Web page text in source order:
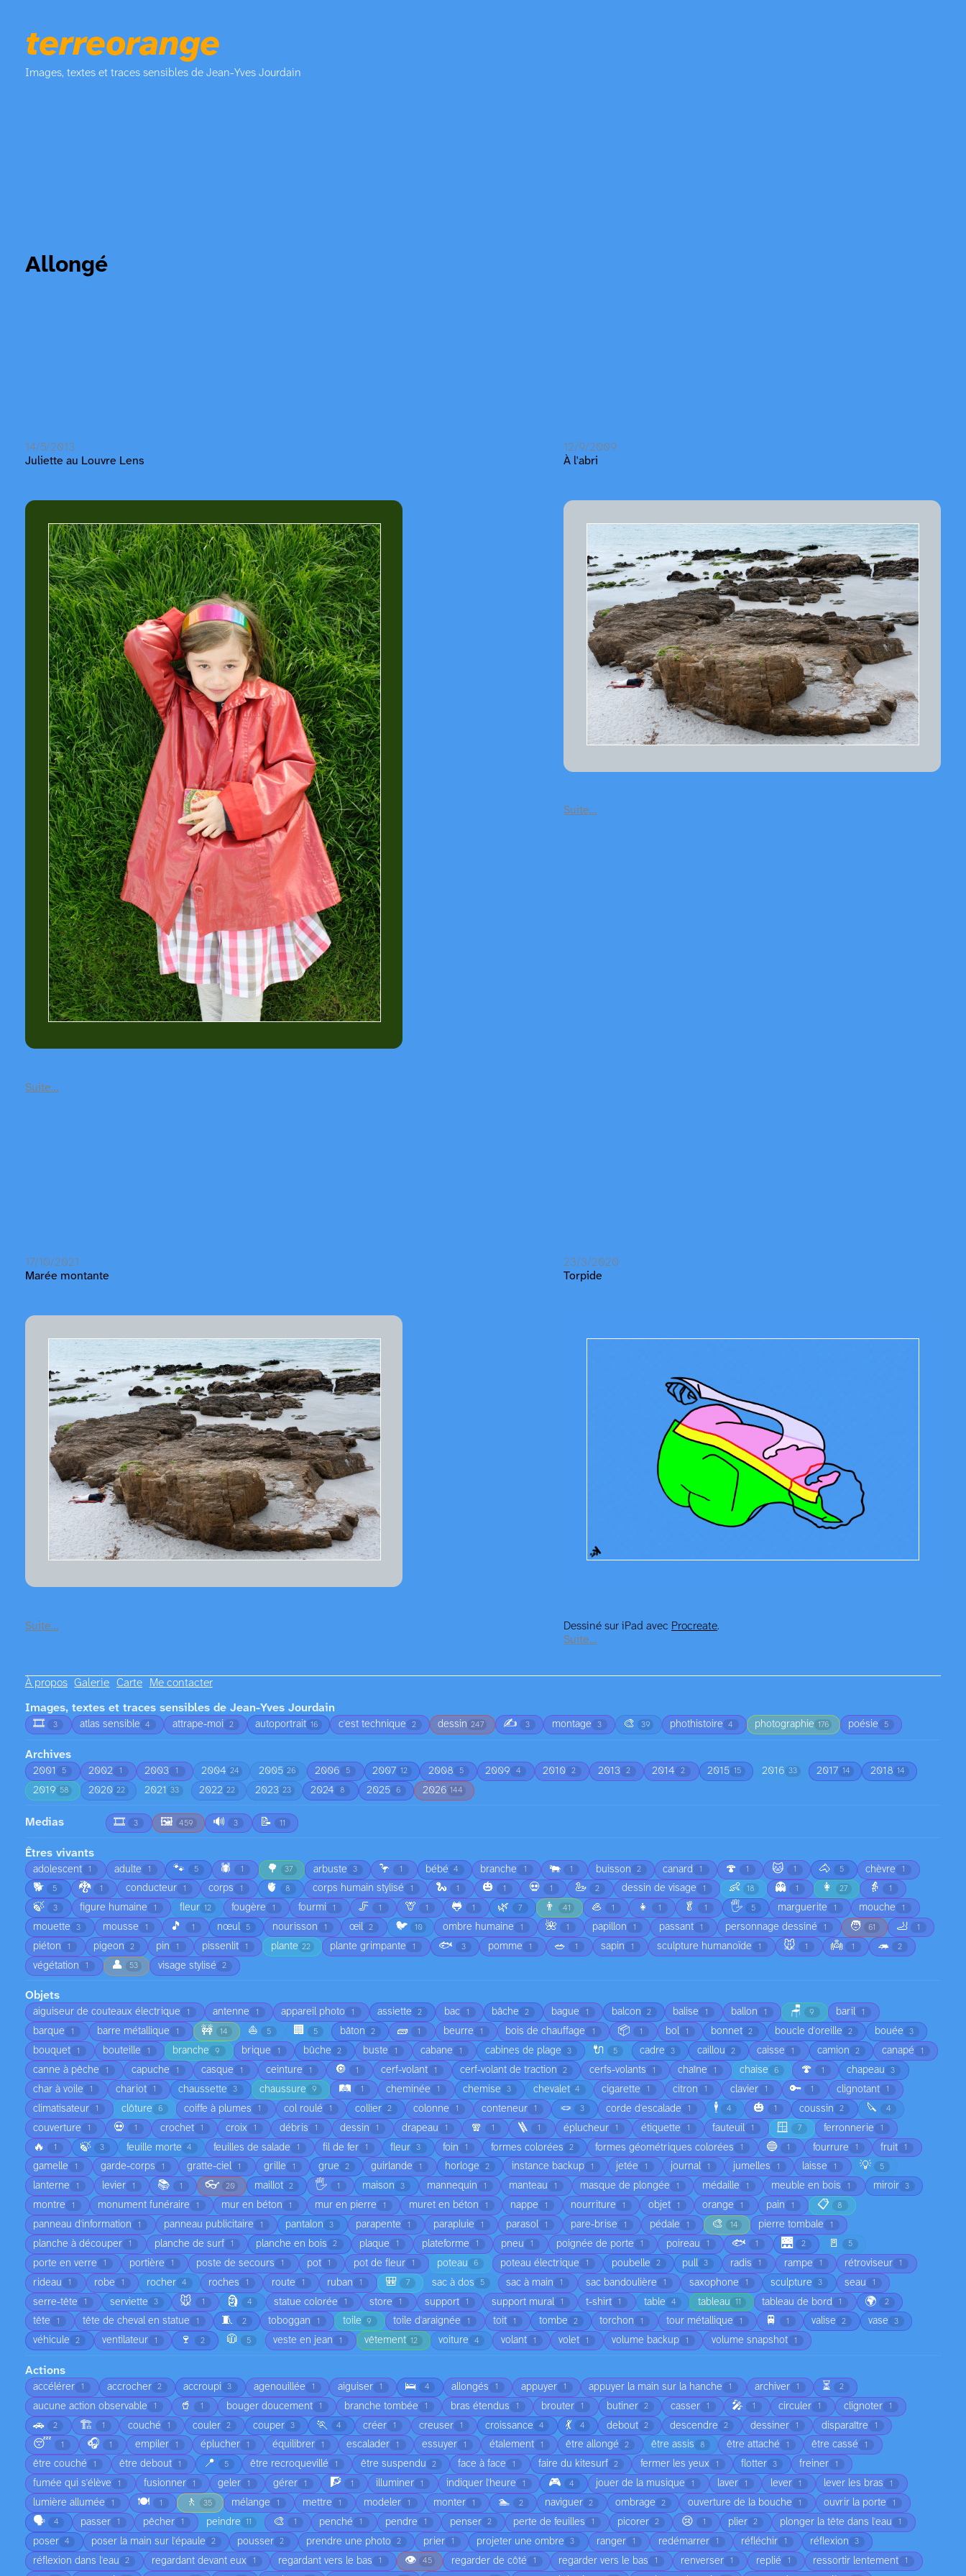
terreorange
Images, textes et traces sensibles de Jean-Yves Jourdain
Allongé
14/5/2013
Juliette au Louvre Lens
Suite…
12/9/2009
À l'abri
Suite…
17/10/2021
Marée montante
Suite…
23/3/2020
Torpide
Dessiné sur iPad avec Procreate.
Suite…
À propos Galerie Carte Me contacter
Images, textes et traces sensibles de Jean-Yves Jourdain
🎞️
3 atlas sensible 4 attrape-moi 2 autoportrait 16 c'est technique 2 dessin 247 ✍️ 3 montage 3 🎨 39 phothistoire 4 photographie 176 poésie 5
Archives
2001 5 2002 1 2003 1 2004 24 2005 26 2006 5 2007 12 2008 5 2009 4 2010 2 2013 2 2014 2 2015 15 2016 33 2017 14 2018 14
2019 58 2020 22 2021 33 2022 22 2023 23 2024 8 2025 6 2026 144
Medias 🎞️ 3 🖼️ 459 🔊 3 📝 11
Êtres vivants
adolescent 1 adulte 1 🐾 5 🕷️ 1 🌳 37 arbuste 3 🦩 1 bébé 4 branche 1 🐃 1 buisson 2 canard 1 🍄 1 🐱 1 🐴 5 chèvre 1
🐕 5 🐉 1 conducteur 1 corps 1 🫀 8 corps humain stylisé 1 🐍 1 🎃 1 💀 1 🦢 2 dessin de visage 1 👶 18 👻 1 👩 27 👵 1
🍃 3 figure humaine 1 fleur 12 fougère 1 fourmi 1 🦵 1 🦒 1 🐸 1 🌿 7 👨 41 🦪 1 👧 1 🥬 1 🖐️ 5 marguerite 1 mouche 1
mouette 3 mousse 1 🎵 1 nœul 5 nourisson 1 œil 2 🐦 10 ombre humaine 1 🌺 1 papillon 1 passant 1 personnage dessiné 1 🧑 61 🦶 1
piéton 1 pigeon 2 pin 1 pissenlit 1 plante 22 plante grimpante 1 🐟 3 pomme 1 🥗 1 sapin 1 sculpture humanoïde 1 🐭 1 👼 1 🦔 2
végétation 1 👤 53 visage stylisé 2
Objets
aiguiseur de couteaux électrique 1 antenne 1 appareil photo 1 assiette 2 bac 1 bâche 2 bague 1 balcon 2 balise 1 ballon 1 🪑 9 baril 1
barque 1 barre métallique 1 🚧 14 ⛵ 5 🏢 5 bâton 2 🧱 1 beurre 1 bois de chauffage 1 📦 1 bol 1 bonnet 2 boucle d'oreille 2 bouée 3
bouquet 1 bouteille 1 branche 9 brique 1 bûche 2 buste 1 cabane 1 cabines de plage 3 🔌 5 cadre 3 caillou 2 caisse 1 camion 2 canapé 1
canne à pêche 1 capuche 1 casque 1 ceinture 1 🔘 1 cerf-volant 1 cerf-volant de traction 2 cerfs-volants 1 chaîne 1 chaise 6 🍄 1 chapeau 3
char à voile 1 chariot 1 chaussette 3 chaussure 9 🛤️ 1 cheminée 1 chemise 3 chevalet 4 cigarette 1 citron 1 clavier 1 🔑 1 clignotant 1
climatisateur 1 clôture 6 coiffe à plumes 1 col roulé 1 collier 2 colonne 1 conteneur 1 🪢 3 corde d'escalade 1 🕴️ 4 🎃 1 coussin 2 🔪 4
couverture 1 💀 1 crochet 1 croix 1 débris 1 dessin 1 drapeau 1 🧣 1 🪜 1 éplucheur 1 étiquette 1 fauteuil 1 🪟 7 ferronnerie 1
🔥 1 🍃 3 feuille morte 4 feuilles de salade 1 fil de fer 1 fleur 3 foin 1 formes colorées 2 formes géométriques colorées 1 🔵 1 fourrure 1 fruit 1
gamelle 1 garde-corps 1 gratte-ciel 1 grille 1 grue 2 guirlande 1 horloge 2 instance backup 1 jetée 1 journal 1 jumelles 1 laisse 1 💡 5
lanterne 1 levier 1 📚 1 👓 20 maillot 2 🖐️ 1 maison 3 mannequin 1 manteau 1 masque de plongée 1 médaille 1 meuble en bois 1 miroir 3
montre 1 monument funéraire 1 mur en béton 1 mur en pierre 1 muret en béton 1 nappe 1 nourriture 1 objet 1 orange 1 pain 1 📋 8
panneau d'information 1 panneau publicitaire 1 pantalon 3 parapente 1 parapluie 1 parasol 1 pare-brise 1 pédale 1 🎨 14 pierre tombale 1
planche à découper 1 planche de surf 1 planche en bois 2 plaque 1 plateforme 1 pneu 1 poignée de porte 1 poireau 1 🐟 1 🌉 2 🚪 5
porte en verre 1 portière 1 poste de secours 1 pot 1 pot de fleur 1 poteau 6 poteau électrique 1 poubelle 2 pull 3 radis 1 rampe 1 rétroviseur 1
rideau 1 robe 1 rocher 4 roches 1 route 1 ruban 1 🎒 7 sac à dos 5 sac à main 1 sac bandoulière 1 saxophone 1 sculpture 3 seau 1
serre-tête 1 serviette 3 🐭 1 🗿 4 statue colorée 1 store 1 support 1 support mural 1 t-shirt 1 table 4 tableau 11 tableau de bord 1 🌍 2
tête 1 tête de cheval en statue 1 🧵 2 toboggan 1 toile 9 toile d'araignée 1 toit 1 tombe 2 torchon 1 tour métallique 1 🚆 1 valise 2 vase 3
véhicule 2 ventilateur 1 🍷 2 🧥 5 veste en jean 1 vêtement 12 voiture 4 volant 1 volet 1 volume backup 1 volume snapshot 1
Actions
accélérer 1 accrocher 2 accroupi 3 agenouillée 1 aiguiser 1 🛌 4 allongés 1 appuyer 1 appuyer la main sur la hanche 1 archiver 1 ⏳ 2
aucune action observable 1 🥤 1 bouger doucement 1 branche tombée 1 bras étendus 1 brouter 1 butiner 2 casser 1 🎤 1 circuler 1 clignoter 1
🚗 2 🏗️ 1 couché 1 couler 2 couper 3 🏃 4 créer 1 creuser 1 croissance 4 💃 4 debout 2 descendre 2 dessiner 1 disparaître 1
😴 1 🎧 1 empiler 1 éplucher 1 équilibrer 1 escalader 1 essuyer 1 étalement 1 être allongé 2 être assis 8 être attaché 1 être cassé 1
être couché 1 être debout 1 📍 5 être recroquevillé 1 être suspendu 2 face à face 1 faire du kitesurf 2 fermer les yeux 1 flotter 3 freiner 1
fumée qui s'élève 1 fusionner 1 geler 1 gérer 1 🧗 1 illuminer 1 indiquer l'heure 1 🎮 4 jouer de la musique 1 laver 1 lever 1 lever les bras 1
lumière allumée 1 🍽️ 1 🚶 35 mélange 1 mettre 1 modeler 1 monter 1 🏊 2 naviguer 2 ombrage 2 ouverture de la bouche 1 ouvrir la porte 1
🗣️ 4 passer 1 pêcher 1 peindre 11 🎨 1 penché 1 pendre 1 penser 2 perte de feuilles 1 picorer 2 😢 1 plier 2 plonger la tête dans l'eau 1
poser 4 poser la main sur l'épaule 2 pousser 2 prendre une photo 2 prier 1 projeter une ombre 3 ranger 1 redémarrer 1 réfléchir 1 réflexion 3
réflexion dans l'eau 2 regardant devant eux 1 regardant vers le bas 1 👁️ 45 regarder de côté 1 regarder vers le bas 1 renverser 1 replié 1 ressortir lentement 1